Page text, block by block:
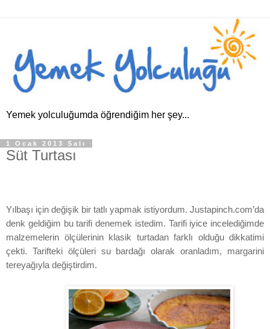
Yemek yolculuğumda öğrendiğim her şey...
1 Ocak 2013 Salı
Süt Turtası
Yılbaşı için değişik bir tatlı yapmak istiyordum. Justapinch.com’da
denk geldiğim bu tarifi denemek istedim. Tarifi iyice incelediğimde
malzemelerin ölçülerinin klasik turtadan farklı olduğu dikkatimi
çekti. Tarifteki ölçüleri su bardağı olarak oranladım, margarini
tereyağıyla değiştirdim.